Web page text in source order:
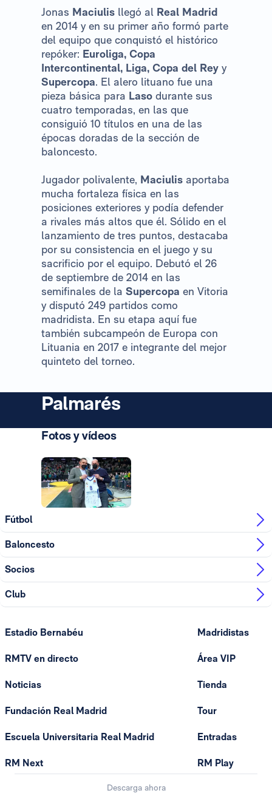
Jonas Maciulis llegó al Real Madrid
en 2014 y en su primer año formó parte
del equipo que conquistó el histórico
repóker: Euroliga, Copa
Intercontinental, Liga, Copa del Rey y
Supercopa. El alero lituano fue una
pieza básica para Laso durante sus
cuatro temporadas, en las que
consiguió 10 títulos en una de las
épocas doradas de la sección de
baloncesto.
Jugador polivalente, Maciulis aportaba
mucha fortaleza física en las
posiciones exteriores y podía defender
a rivales más altos que él. Sólido en el
lanzamiento de tres puntos, destacaba
por su consistencia en el juego y su
sacrificio por el equipo. Debutó el 26
de septiembre de 2014 en las
semifinales de la Supercopa en Vitoria
y disputó 249 partidos como
madridista. En su etapa aquí fue
también subcampeón de Europa con
Lituania en 2017 e integrante del mejor
quinteto del torneo.
Palmarés
Fotos y vídeos
Fútbol
Baloncesto
Socios
Club
Estadio Bernabéu
RMTV en directo
Noticias
Fundación Real Madrid
Escuela Universitaria Real Madrid
RM Next
Madridistas
Área VIP
Tienda
Tour
Entradas
RM Play
Descarga ahora